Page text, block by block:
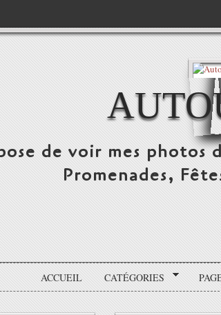
de voir mes
Promenades,
ACCUEIL CATÉGORIES